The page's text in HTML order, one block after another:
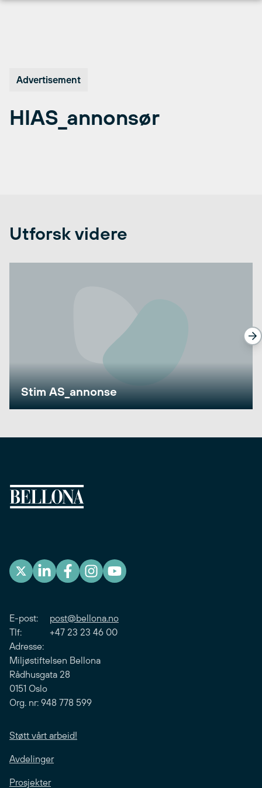
Advertisement
HIAS_annonsør
Utforsk videre
Stim AS_annonse
E-post: post@bellona.no
Tlf: +47 23 23 46 00
Adresse:
Miljøstiftelsen Bellona
Rådhusgata 28
0151 Oslo
Org. nr: 948 778 599
Støtt vårt arbeid!
Avdelinger
Prosjekter